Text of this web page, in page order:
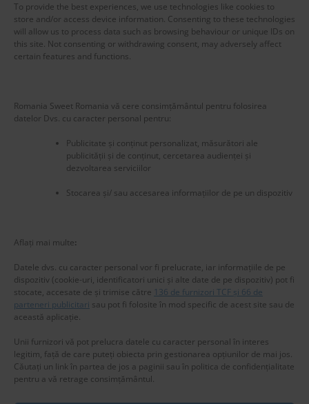
To provide the best experiences, we use technologies like cookies to
store and/or access device information. Consenting to these technologies
will allow us to process data such as browsing behaviour or unique IDs on
this site. Not consenting or withdrawing consent, may adversely affect
certain features and functions.
Romania Sweet Romania vă cere consimțământul pentru folosirea
datelor Dvs. cu caracter personal pentru:
Publicitate și conținut personalizat, măsurători ale
publicității și de conținut, cercetarea audienței și
dezvoltarea serviciilor
Stocarea și/ sau accesarea informațiilor de pe un dispozitiv
Aflați mai multe:
Datele dvs. cu caracter personal vor fi prelucrate, iar informațiile de pe
dispozitiv (cookie-uri, identificatori unici și alte date de pe dispozitiv) pot fi
stocate, accesate de și trimise către 136 de furnizori TCF și 66 de
parteneri publicitari sau pot fi folosite în mod specific de acest site sau de
această aplicație.
Unii furnizori vă pot prelucra datele cu caracter personal în interes
legitim, față de care puteți obiecta prin gestionarea opțiunilor de mai jos.
Căutați un link în partea de jos a paginii sau în politica de confidențialitate
pentru a vă retrage consimțământul.